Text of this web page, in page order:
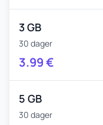
3 GB
30 dager
3.99€
5 GB
30 dager